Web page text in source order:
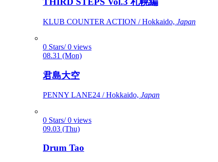
KLUB COUNTER ACTION / Hokkaido, Japan
0 Stars/ 0 views
08.31 (Mon)
君島大空
PENNY LANE24 / Hokkaido, Japan
0 Stars/ 0 views
09.03 (Thu)
Drum Tao